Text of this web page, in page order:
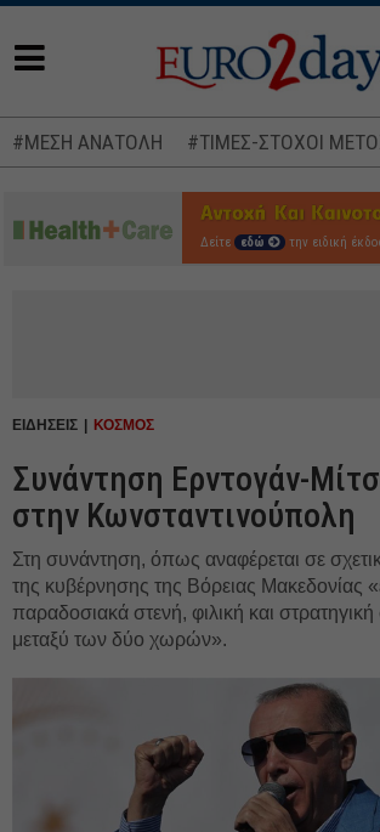
#ΜΕΣΗ ΑΝΑΤΟΛΗ #ΤΙΜΕΣ-ΣΤΟΧΟΙ
Δείτε εδώ την ειδική
ΕΙΔΗΣΕΙΣ ΚΟΣΜΟΣ
Συνάντηση Ερντογάν-
στην Κωνσταντινούπολη
Στη συνάντηση, όπως αναφέρεται σε
της κυβέρνησης της Βόρειας Μακεδονίας
παραδοσιακά στενή, φιλική και
μεταξύ των δύο χωρών».